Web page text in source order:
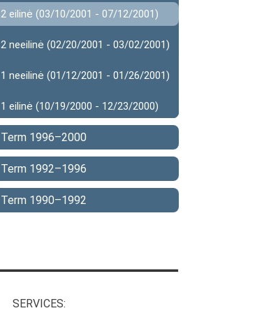
2 eilinė (03/10/2001 - 07/12/2001)
2 neeilinė (02/20/2001 - 03/02/2001)
1 neeilinė (01/12/2001 - 01/26/2001)
1 eilinė (10/19/2000 - 12/23/2000)
Term 1996–2000
Term 1992–1996
Term 1990–1992
SERVICES: